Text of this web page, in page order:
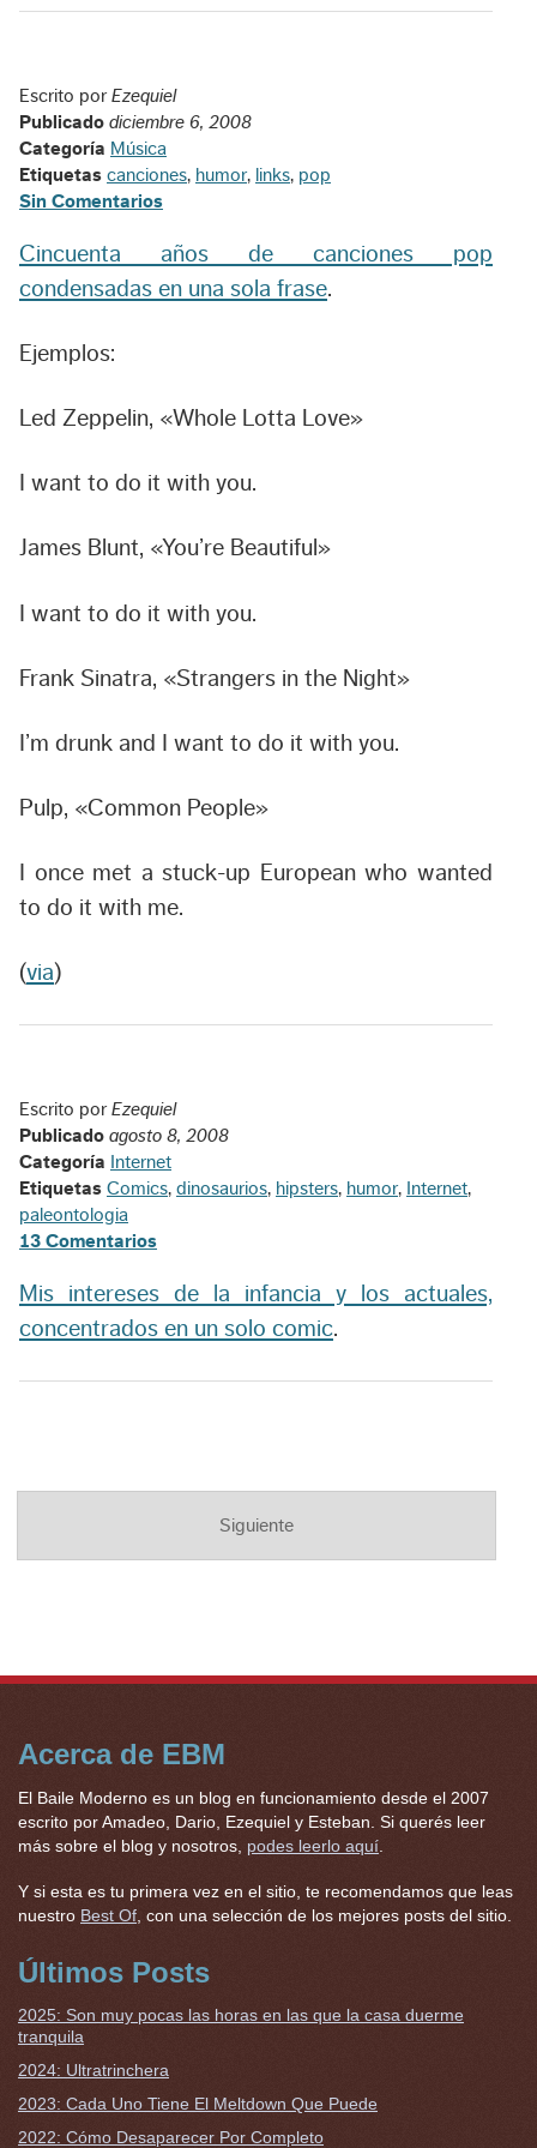
Escrito porEzequiel
Publicado diciembre 6, 2008
Categoría Música
Etiquetas canciones, humor, links, pop
Sin Comentarios
Cincuenta años de canciones pop
condensadas en una sola frase.
Ejemplos:
Led Zeppelin, «Whole Lotta Love»
I want to do it with you.
James Blunt, «You’re Beautiful»
I want to do it with you.
Frank Sinatra, «Strangers in the Night»
I’m drunk and I want to do it with you.
Pulp, «Common People»
I once met a stuck-up European who wanted
to do it with me.
(via)
Escrito porEzequiel
Publicado agosto 8, 2008
Categoría
Internet
Etiquetas Comics, dinosaurios, hipsters, humor, Internet,
paleontologia
13 Comentarios
Mis intereses de la infancia y los actuales,
concentrados en un solo comic.
Siguiente
Acerca de EBM
El Baile Moderno es un blog en funcionamiento desde el 2007
escrito por Amadeo, Dario, Ezequiel y Esteban. Si querés leer
más sobre el blog y nosotros, podes leerlo aquí.
Y si esta es tu primera vez en el sitio, te recomendamos que leas
nuestro Best Of, con una selección de los mejores posts del sitio.
Últimos Posts
2025: Son muy pocas las horas en las que la casa duerme
tranquila
2024: Ultratrinchera
2023: Cada Uno Tiene El Meltdown Que Puede
2022: Cómo Desaparecer Por Completo